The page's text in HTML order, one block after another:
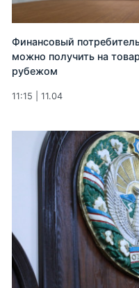
Финансовый
можно получить на
рубежом
11:15 | 11.04